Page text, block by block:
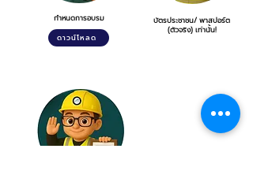
กำหนดการอบรม
ดาวน์โหลด
บัตรประชาชน/ พาสปอร์ต
(ตัวจริง) เท่านั้น!